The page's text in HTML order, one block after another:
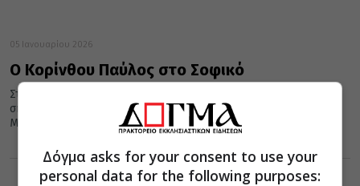
05 Ιανουαρίου 2026
Ο Κορίνθου Παύλος στο Σοφικό
Στον Ι. Ναό Αγίας Τριάδος Σοφικού Κορινθίας λειτούργησε
σήμερα, Κυριακή 4 Ιανουαρίου 2026 ο Σεβασμιώτατος
Μητροπολίτης Κορίνθου κ. Παύλος,...
Δόγμα asks for your consent to use your
personal data for the following purposes: